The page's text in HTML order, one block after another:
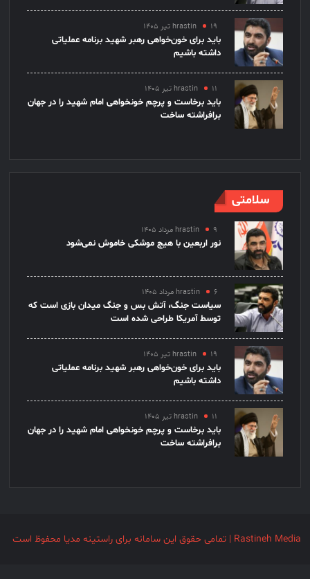
hrastin ۱۹ تیر ۱۴۰۵
باید برای خون‌خواهی رهبر شهید برنامه عملیاتی
داشته باشیم
hrastin ۱۱ تیر ۱۴۰۵
باید برخاست و پرچم خونخواهی امام شهید را در جهان
برافراشته ساخت
سلامتی
hrastin ۹ مرداد ۱۴۰۵
نور اربعین با هیچ موشکی خاموش نمی‌شود
hrastin ۶ مرداد ۱۴۰۵
سیاست جنگ، آتش بس و جنگ میدان بازی است که
توسط آمریکا طراحی شده است
hrastin ۱۹ تیر ۱۴۰۵
باید برای خون‌خواهی رهبر شهید برنامه عملیاتی
داشته باشیم
hrastin ۱۱ تیر ۱۴۰۵
باید برخاست و پرچم خونخواهی امام شهید را در جهان
برافراشته ساخت
Rastineh Media | تمامی حقوق این سامانه برای راستینه مدیا محفوظ است